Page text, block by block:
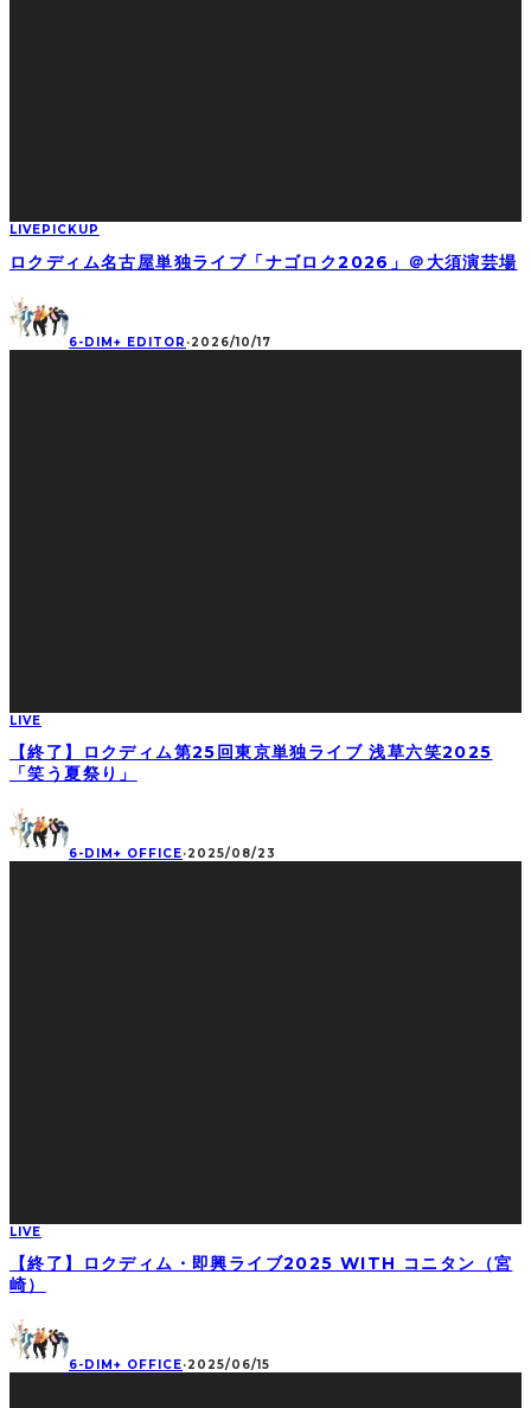
LIVE PICKUP
ロクディム名古屋単独ライブ「ナゴロク2026」＠大須演芸場
6-DIM+ EDITOR ·2026/10/17
LIVE
【終了】ロクディム第25回東京単独ライブ 浅草六笑2025
「笑う夏祭り」
6-DIM+ OFFICE·2025/08/23
LIVE
【終了】ロクディム・即興ライブ2025 WITH コニタン（宮
崎）
6-DIM+ OFFICE·2025/06/15